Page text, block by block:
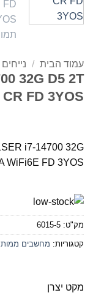
עמוד הבית / נייחים
32G D5 2T
CR FD 3YOS
i7-14700 32G
WiFi6E FD 3YOS
מק"ט: 6015-5
קטגוריות: מחשבים
מקט יצרן